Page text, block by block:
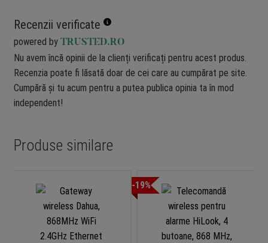
Recenzii verificate
powered by TRUSTED.RO
Nu avem încă opinii de la clienți verificați pentru acest produs.
Recenzia poate fi lăsată doar de cei care au cumpărat pe site.
Cumpără și tu acum pentru a putea publica opinia ta în mod
independent!
Produse similare
-19%